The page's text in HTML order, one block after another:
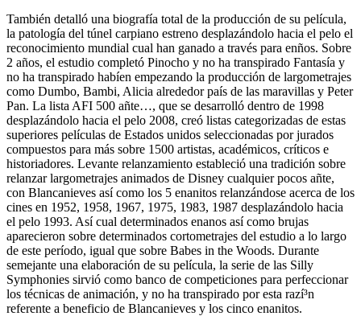
También detalló una biografía total de la producción de su película,
la patologí­a del túnel carpiano estreno desplazándolo hacia el pelo el
reconocimiento mundial cual han ganado a través para enños. Sobre
2 años, el estudio completó Pinocho y no ha transpirado Fantasía y
no ha transpirado habíen empezando la producción de largometrajes
como Dumbo, Bambi, Alicia alrededor país de las maravillas y Peter
Pan. La lista AFI 500 añte…, que se desarrolló dentro de 1998
desplazándolo hacia el pelo 2008, creó listas categorizadas de estas
superiores películas de Estados unidos seleccionadas por jurados
compuestos para más sobre 1500 artistas, académicos, críticos e
historiadores. Levante relanzamiento estableció una tradición sobre
relanzar largometrajes animados de Disney cualquier pocos añte,
con Blancanieves así­ como los 5 enanitos relanzándose acerca de los
cines en 1952, 1958, 1967, 1975, 1983, 1987 desplazándolo hacia
el pelo 1993. Así cual determinados enanos así­ como brujas
aparecieron sobre determinados cortometrajes del estudio a lo largo
de este período, igual que sobre Babes in the Woods. Durante
semejante una elaboración de su película, la serie de las Silly
Symphonies sirvió como banco de competiciones para perfeccionar
los técnicas de animación, y no ha transpirado por esta razí³n
referente a beneficio de Blancanieves y los cinco enanitos.